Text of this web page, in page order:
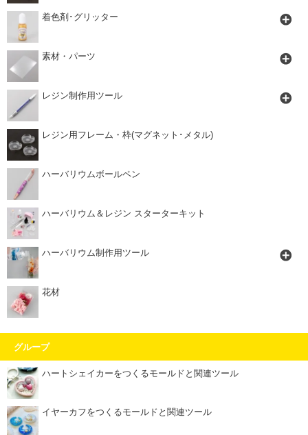
着色剤･グリッター
素材・パーツ
レジン制作用ツール
レジン用フレーム・枠(マグネット･メタル)
ハーバリウムボールペン
ハーバリウム＆レジン スターターキット
ハーバリウム制作用ツール
花材
グループ
ハートシェイカーをつくるモールドと関連ツール
イヤーカフをつくるモールドと関連ツール